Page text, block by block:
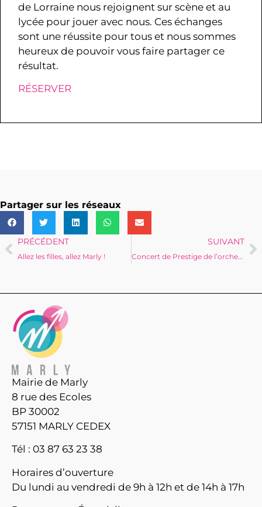
de Lorraine nous rejoignent sur scène et au
lycée pour jouer avec nous. Ces échanges
sont une réussite pour tous et nous sommes
heureux de pouvoir vous faire partager ce
résultat.
RÉSERVER
Partager sur les réseaux
PRÉCÉDENT
Allez les filles, allez Marly !
SUIVANT
Concert de Prestige de l’orchestre d’harmonie
Mairie de Marly
8 rue des Ecoles
BP 30002
57151 MARLY CEDEX
Tél : 03 87 63 23 38
Horaires d’ouverture
Du lundi au vendredi de 9h à 12h et de 14h à 17h